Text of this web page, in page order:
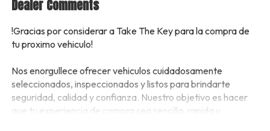
Dealer Comments
!Gracias por considerar a Take The Key para la compra de
tu proximo vehiculo!
Nos enorgullece ofrecer vehiculos cuidadosamente
seleccionados, inspeccionados y listos para brindarte
seguridad, calidad y confianza. Nuestro objetivo es hacer
que tu experiencia de compra sea sencilla, rapida y